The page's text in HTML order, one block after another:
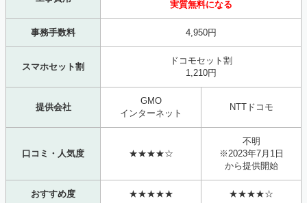
実質無料になる
事務手数料 4,950円
スマホセット割
ドコモセット割
1,210円
提供会社
GMO
インターネット
NTTドコモ
口コミ・人気度 ★★★★☆
不明
※2023年7月1日
から提供開始
おすすめ度 ★★★★★ ★★★★☆